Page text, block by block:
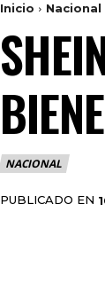
Inicio Nacional
NACIONAL
PUBLICADO EN